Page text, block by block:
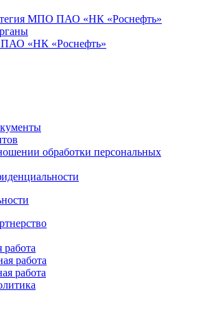
МПО ПАО «НК «Роснефть»
«НК «Роснефть»
обработки персональных
работа
работа